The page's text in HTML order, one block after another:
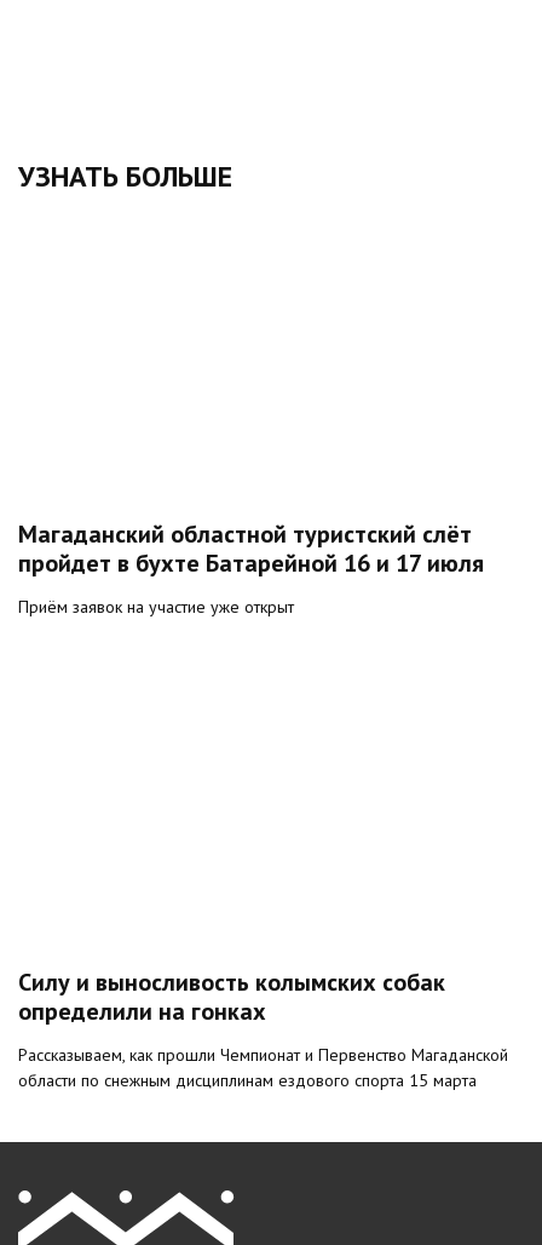
УЗНАТЬ БОЛЬШЕ
Магаданский областной туристский слёт
пройдет в бухте Батарейной 16 и 17 июля
Приём заявок на участие уже открыт
Силу и выносливость колымских собак
определили на гонках
Рассказываем, как прошли Чемпионат и Первенство Магаданской
области по снежным дисциплинам ездового спорта 15 марта